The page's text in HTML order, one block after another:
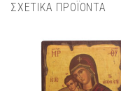
ΣΧΕΤΙΚΑ ΠΡΟΪΟΝΤΑ